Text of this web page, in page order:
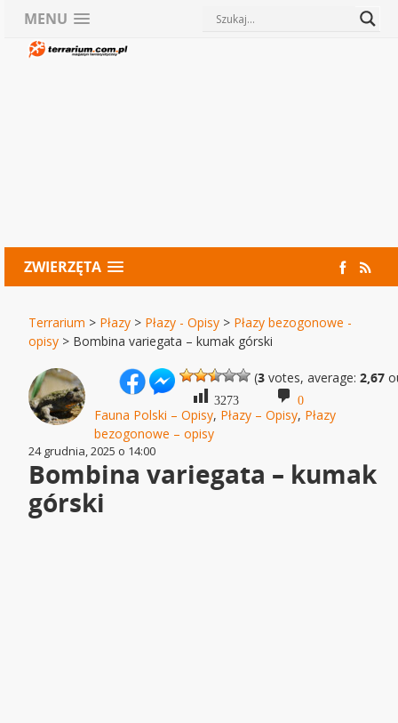
MENU
ZWIERZĘTA
Terrarium > Płazy > Płazy - Opisy > Płazy bezogonowe -
opisy > Bombina variegata – kumak górski
(3 votes, average:2,67
3273 0
Fauna Polski – Opisy, Płazy – Opisy, Płazy
bezogonowe – opisy
24 grudnia, 2025 o 14:00
Bombina variegata – kumak
górski